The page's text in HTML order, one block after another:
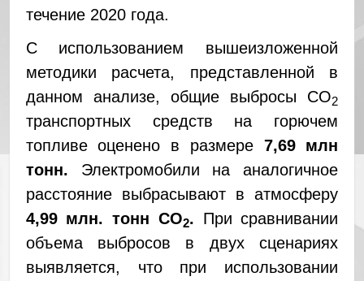
течение 2020 года.
С использованием вышеизложенной
методики расчета, представленной в
данном анализе, общие выбросы СО2
транспортных средств на горючем
топливе оценено в размере 7,69 млн
тонн. Электромобили на аналогичное
расстояние выбрасывают в атмосферу
4,99 млн. тонн CO2. При сравнивании
объема выбросов в двух сценариях
выявляется, что при использовании